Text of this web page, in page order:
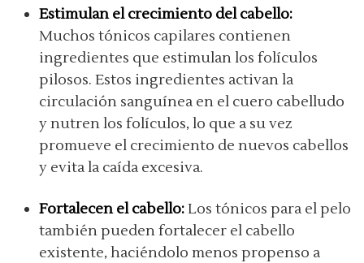
Estimulan el crecimiento del cabello:
Muchos tónicos capilares contienen
ingredientes que estimulan los folículos
pilosos. Estos ingredientes activan la
circulación sanguínea en el cuero cabelludo
y nutren los folículos, lo que a su vez
promueve el crecimiento de nuevos cabellos
y evita la caída excesiva.
Fortalecen el cabello:Los tónicos para el pelo
también pueden fortalecer el cabello
existente, haciéndolo menos propenso a